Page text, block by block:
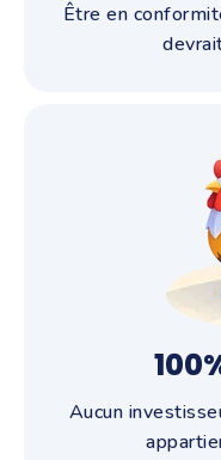
Être en
Aucun